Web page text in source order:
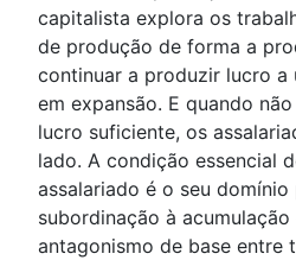
capitalista explora os
de produção de forma a
continuar a produzir lucro a
em expansão. E quando
lucro suficiente, os
lado. A condição essencial
assalariado é o seu
subordinação à
antagonismo de base entre